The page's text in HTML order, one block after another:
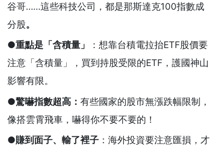
谷哥……這些科技公司，都是那斯達克100指數成
分股。
●重點是 「含積量」
：想靠台積電拉抬ETF股價要
注意「含積量」，買到持股受限的ETF， 護國神山
影響有限。
●驚嚇指數超高： 有些國家的股市無漲跌幅限制，
像搭雲霄飛車，嚇得你不要不要的！
●賺到面子、輸了裡子 ：海外投資要注意匯損，才